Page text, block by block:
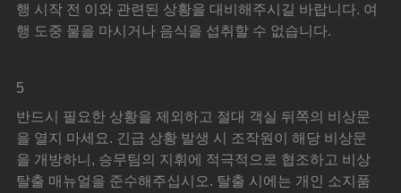
행 시작 전 이와 관련된 상황을 대비해주시길 바랍니다. 여
행 도중 물을 마시거나 음식을 섭취할 수 없습니다.
5
반드시 필요한 상황을 제외하고 절대 객실 뒤쪽의 비상문
을 열지 마세요. 긴급 상황 발생 시 조작원이 해당 비상문
을 개방하니, 승무팀의 지휘에 적극적으로 협조하고 비상
탈출 매뉴얼을 준수해주십시오. 탈출 시에는 개인 소지품